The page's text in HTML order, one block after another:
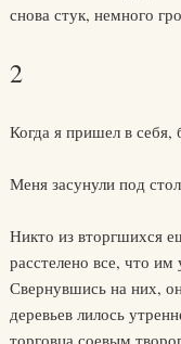
снова стук, немного
2
Когда я пришел в себя,
Меня засунули под
Никто из вторгшихся
расстелено все, что
Свернувшись на них,
деревьев лилось
торговца соевым